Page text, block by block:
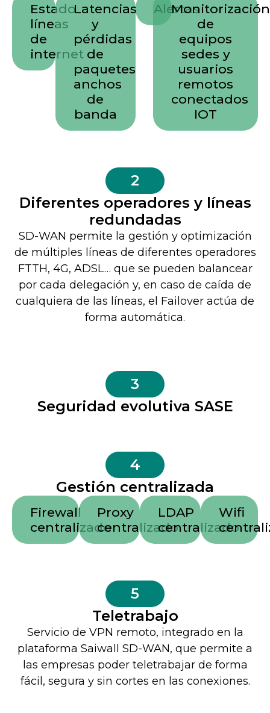
Estado
líneas
de
internet
Latencias
y
pérdidas
de
paquetes
anchos
de
banda
Alertas
Monitorización
de
equipos
sedes y
usuarios
remotos
conectados
IOT
2
Diferentes operadores y líneas
redundadas
SD-WAN permite la gestión y optimización
de múltiples líneas de diferentes operadores
FTTH, 4G, ADSL… que se pueden balancear
por cada delegación y, en caso de caída de
cualquiera de las líneas, el Failover actúa de
forma automática.
3
Seguridad evolutiva SASE
4
Gestión centralizada
Firewall
centralizado
Proxy
centralizado
LDAP
centralizado
Wifi
5
Teletrabajo
Servicio de VPN remoto, integrado en la
plataforma Saiwall SD-WAN, que permite a
las empresas poder teletrabajar de forma
fácil, segura y sin cortes en las conexiones.